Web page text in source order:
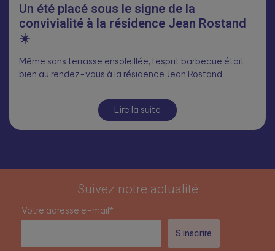
Un été placé sous le signe de la
convivialité à la résidence Jean Rostand
☀️
Même sans terrasse ensoleillée, l’esprit barbecue était
bien au rendez-vous à la résidence Jean Rostand
Lire la suite
Suivez notre actualité
Votre adresse e-mail*